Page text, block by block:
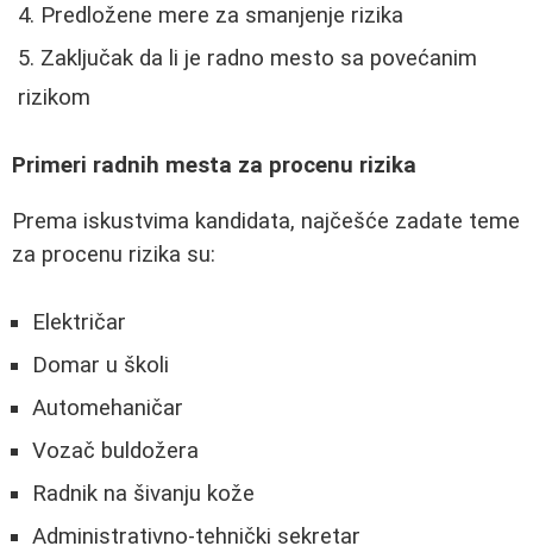
Predložene mere za smanjenje rizika
Zaključak da li je radno mesto sa povećanim
rizikom
Primeri radnih mesta za procenu rizika
Prema iskustvima kandidata, najčešće zadate teme
za procenu rizika su:
Električar
Domar u školi
Automehaničar
Vozač buldožera
Radnik na šivanju kože
Administrativno-tehnički sekretar